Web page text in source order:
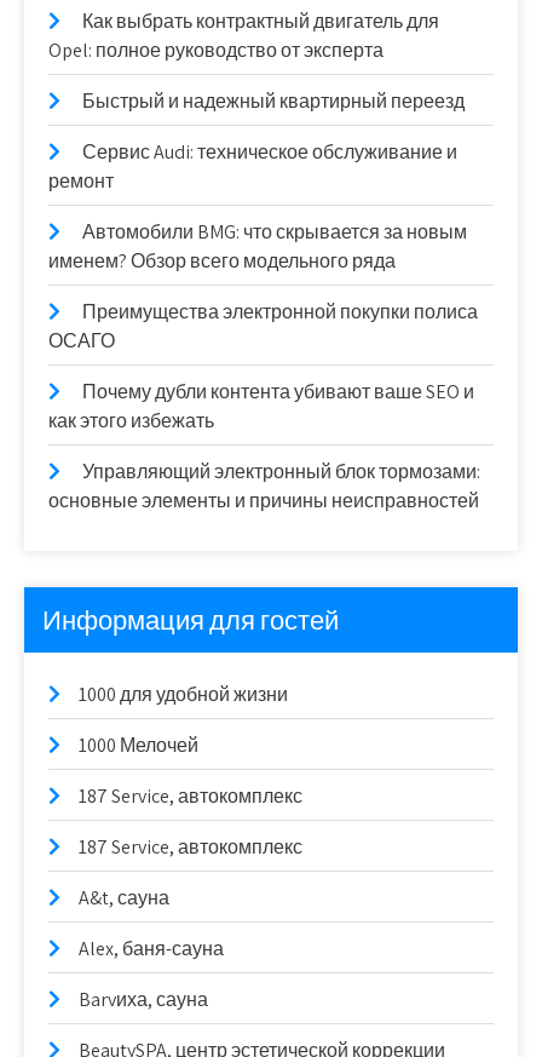
Как выбрать контрактный двигатель для
Opel: полное руководство от эксперта
Быстрый и надежный квартирный переезд
Сервис Audi: техническое обслуживание и
ремонт
Автомобили BMG: что скрывается за новым
именем? Обзор всего модельного ряда
Преимущества электронной покупки полиса
ОСАГО
Почему дубли контента убивают ваше SEO и
как этого избежать
Управляющий электронный блок тормозами:
основные элементы и причины неисправностей
Информация для гостей
1000 для удобной жизни
1000 Мелочей
187 Service, автокомплекс
187 Service, автокомплекс
A&t, сауна
Alex, баня-сауна
Barvиха, сауна
BeautySPA, центр эстетической коррекции